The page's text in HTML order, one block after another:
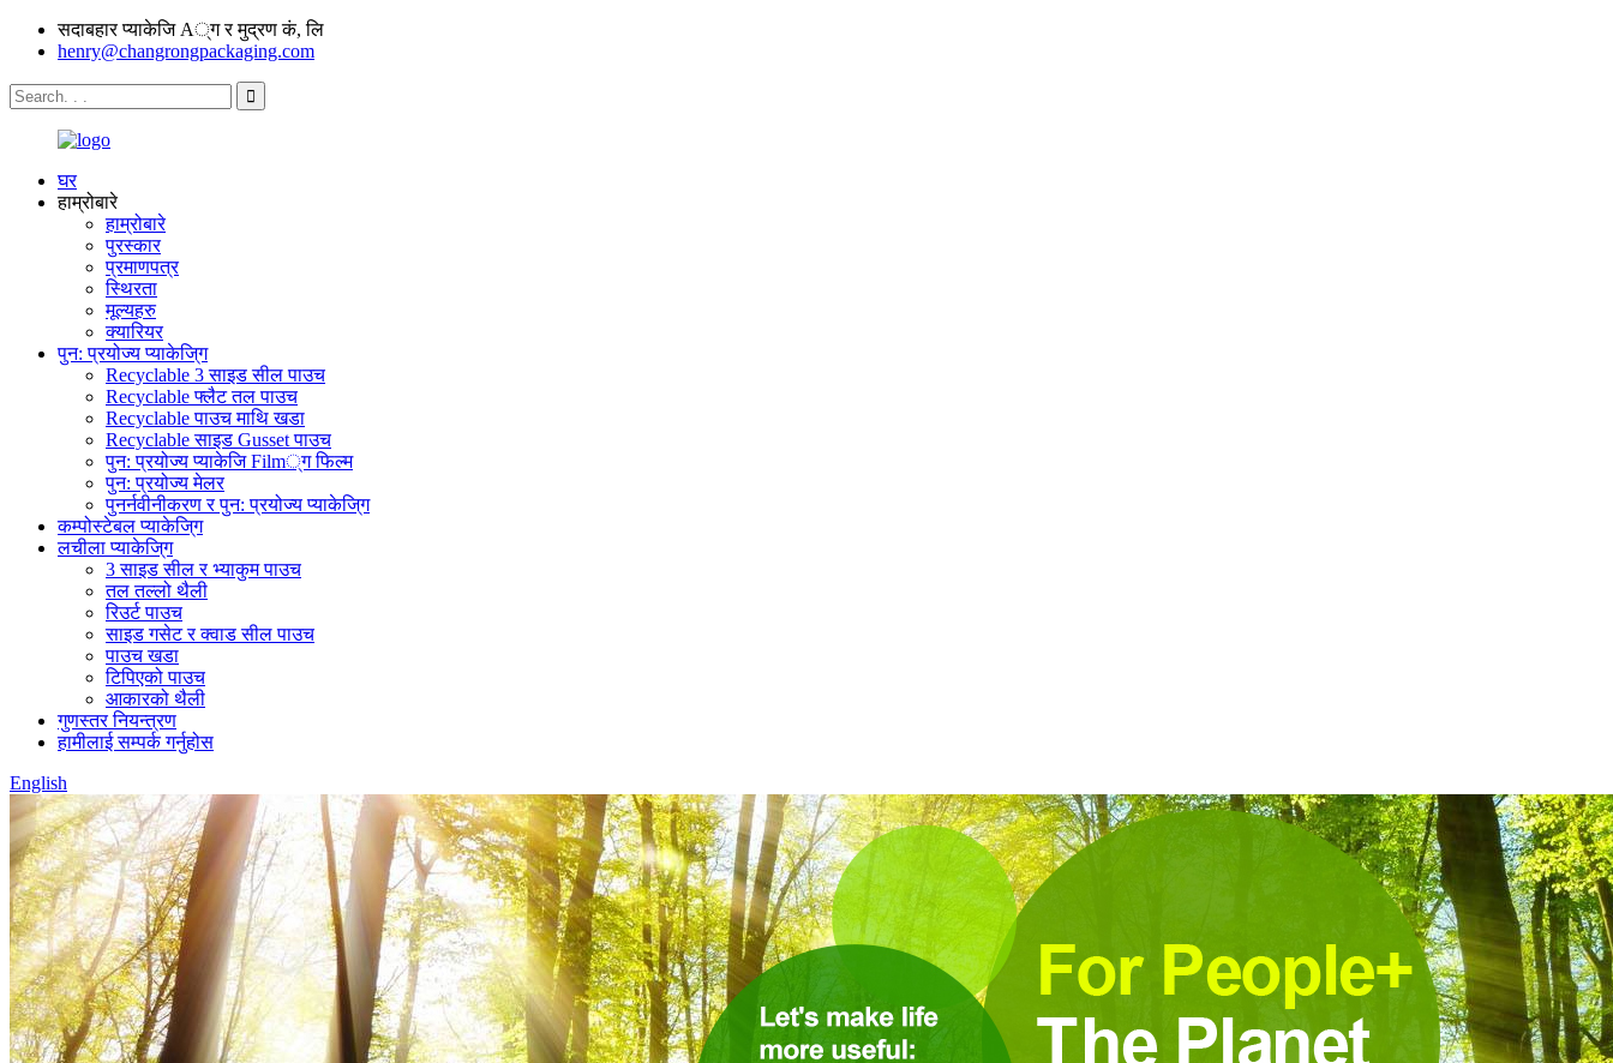
सदाबहार प्याकेजि A्ग र मुद्रण कं, लि
henry@changrongpackaging.com
घर
हाम्रोबारे
हाम्रोबारे
पुरस्कार
प्रमाणपत्र
स्थिरता
मूल्यहरु
क्यारियर
पुन: प्रयोज्य प्याकेजि्ग
Recyclable 3 साइड सील पाउच
Recyclable फ्लैट तल पाउच
Recyclable पाउच माथि खडा
Recyclable साइड Gusset पाउच
पुन: प्रयोज्य प्याकेजि Film्ग फिल्म
पुन: प्रयोज्य मेलर
पुनर्नवीनीकरण र पुन: प्रयोज्य प्याकेजि्ग
कम्पोस्टेबल प्याकेजि्ग
लचीला प्याकेजि्ग
3 साइड सील र भ्याकुम पाउच
तल तल्लो थैली
रिउर्ट पाउच
साइड गसेट र क्वाड सील पाउच
पाउच खडा
टिपिएको पाउच
आकारको थैली
गुणस्तर नियन्त्रण
हामीलाई सम्पर्क गर्नुहोस
English